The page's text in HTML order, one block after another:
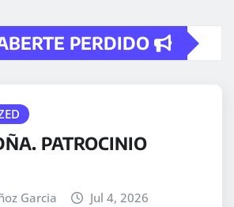
PERDIDO
PATROCINIO
Garcia Jul 4, 2026